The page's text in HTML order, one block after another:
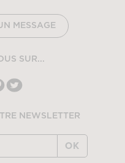
MESSAGE
SUR...
NEWSLETTER
OK